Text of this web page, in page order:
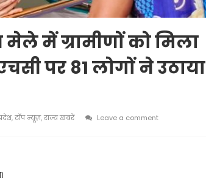
मेले में ग्रामीणों को मिला
पर 81 लोगों ने उठाया
,टॉप न्यूज़,राज्य खबरें
Leave a comment